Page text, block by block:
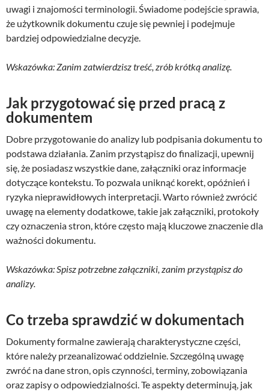
uwagi i znajomości terminologii. Świadome podejście sprawia,
że użytkownik dokumentu czuje się pewniej i podejmuje
bardziej odpowiedzialne decyzje.
Wskazówka: Zanim zatwierdzisz treść, zrób krótką analizę.
Jak przygotować się przed pracą z
dokumentem
Dobre przygotowanie do analizy lub podpisania dokumentu to
podstawa działania. Zanim przystąpisz do finalizacji, upewnij
się, że posiadasz wszystkie dane, załączniki oraz informacje
dotyczące kontekstu. To pozwala uniknąć korekt, opóźnień i
ryzyka nieprawidłowych interpretacji. Warto również zwrócić
uwagę na elementy dodatkowe, takie jak załączniki, protokoły
czy oznaczenia stron, które często mają kluczowe znaczenie dla
ważności dokumentu.
Wskazówka: Spisz potrzebne załączniki, zanim przystąpisz do
analizy.
Co trzeba sprawdzić w dokumentach
Dokumenty formalne zawierają charakterystyczne części,
które należy przeanalizować oddzielnie. Szczególną uwagę
zwróć na dane stron, opis czynności, terminy, zobowiązania
oraz zapisy o odpowiedzialności. Te aspekty determinują, jak